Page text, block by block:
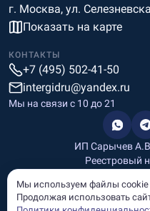
г. Москва, ул.
Показать на карте
КОНТАКТЫ
+7 (495) 502-41-50
intergidru@yandex.ru
Мы на связи c 10 до 21
ИП Сарычев
Реестровый
Информация, размещённая
характер и не является
Мы используем файлы cookie
Продолжая использовать